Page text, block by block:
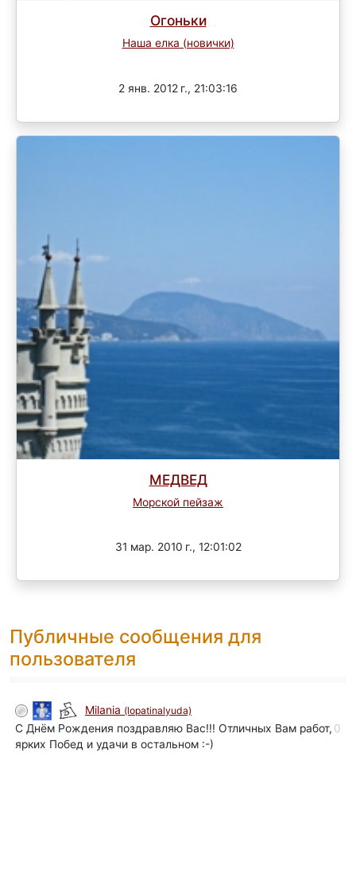
Огоньки
Наша елка (новички)
2 янв. 2012 г., 21:03:16
МЕДВЕД
Морской пейзаж
31 мар. 2010 г., 12:01:02
Публичные сообщения для
пользователя
Milania (lopatinalyuda)
0
С Днём Рождения поздравляю Вас!!! Отличных Вам работ,
ярких Побед и удачи в остальном :-)